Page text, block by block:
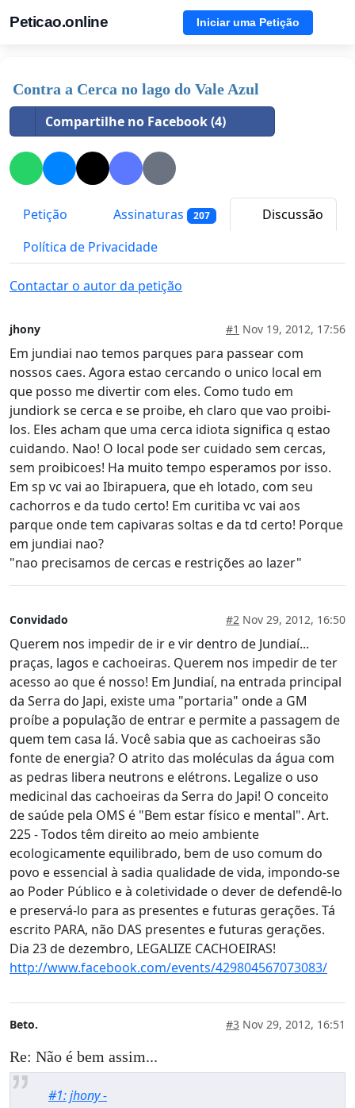
Peticao.online Iniciar uma Petição
Contra a Cerca no lago do Vale Azul
Compartilhe no Facebook (4)
Petição Assinaturas 207
Discussão
Política de Privacidade
Contactar o autor da petição
jhony #1 Nov 19, 2012, 17:56
Em jundiai nao temos parques para passear com
nossos caes. Agora estao cercando o unico local em
que posso me divertir com eles. Como tudo em
jundiork se cerca e se proibe, eh claro que vao proibi-
los. Eles acham que uma cerca idiota significa q estao
cuidando. Nao! O local pode ser cuidado sem cercas,
sem proibicoes! Ha muito tempo esperamos por isso.
Em sp vc vai ao Ibirapuera, que eh lotado, com seu
cachorros e da tudo certo! Em curitiba vc vai aos
parque onde tem capivaras soltas e da td certo! Porque
em jundiai nao?
"nao precisamos de cercas e restrições ao lazer"
Convidado #2 Nov 29, 2012, 16:50
Querem nos impedir de ir e vir dentro de Jundiaí...
praças, lagos e cachoeiras. Querem nos impedir de ter
acesso ao que é nosso! Em Jundiaí, na entrada principal
da Serra do Japi, existe uma "portaria" onde a GM
proíbe a população de entrar e permite a passagem de
quem tem casa lá. Você sabia que as cachoeiras são
fonte de energia? O atrito das moléculas da água com
as pedras libera neutrons e elétrons. Legalize o uso
medicinal das cachoeiras da Serra do Japi! O conceito
de saúde pela OMS é "Bem estar físico e mental". Art.
225 - Todos têm direito ao meio ambiente
ecologicamente equilibrado, bem de uso comum do
povo e essencial à sadia qualidade de vida, impondo-se
ao Poder Público e à coletividade o dever de defendê-lo
e preservá-lo para as presentes e futuras gerações. Tá
escrito PARA, não DAS presentes e futuras gerações.
Dia 23 de dezembro, LEGALIZE CACHOEIRAS!
http://www.facebook.com/events/429804567073083/
Beto. #3 Nov 29, 2012, 16:51
Re: Não é bem assim...
#1: jhony -